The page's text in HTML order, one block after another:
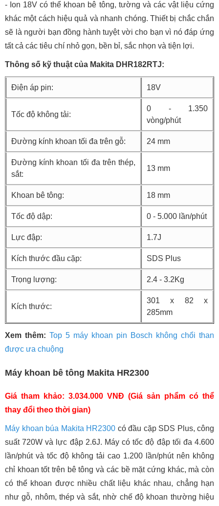
- Ion 18V có thể khoan bê tông, tường và các vật liệu cứng
khác một cách hiệu quả và nhanh chóng. Thiết bị chắc chắn
sẽ là người bạn đồng hành tuyệt vời cho bạn vì nó đáp ứng
tất cả các tiêu chí nhỏ gọn, bền bỉ, sắc nhọn và tiện lợi.
Thông số kỹ thuật của Makita DHR182RTJ:
Điện áp pin: 18V
Tốc độ không tải:
0 - 1.350
vòng/phút
Đường kính khoan tối đa trên gỗ: 24 mm
Đường kính khoan tối đa trên thép,
sắt:
13 mm
Khoan bê tông: 18 mm
Tốc độ dập: 0 - 5.000 lần/phút
Lực đập: 1.7J
Kích thước đầu cặp: SDS Plus
Trọng lượng: 2.4 - 3.2Kg
Kích thước:
301 x 82 x
285mm
Xem thêm: Top 5 máy khoan pin Bosch không chổi than
được ưa chuộng
Máy khoan bê tông Makita HR2300
Giá tham khảo: 3.034.000 VNĐ (Giá sản phẩm có thể
thay đổi theo thời gian)
Máy khoan búa Makita HR2300 có đầu cặp SDS Plus, công
suất 720W và lực đập 2.6J. Máy có tốc độ đập tối đa 4.600
lần/phút và tốc độ không tải cao 1.200 lần/phút nên không
chỉ khoan tốt trên bê tông và các bề mặt cứng khác, mà còn
có thể khoan được nhiều chất liệu khác nhau, chẳng hạn
như gỗ, nhôm, thép và sắt, nhờ chế độ khoan thường hiệu